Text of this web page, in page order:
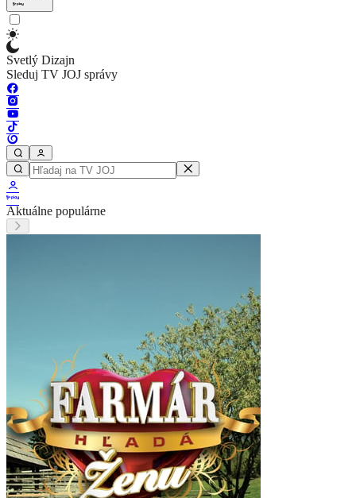
Svetlý Dizajn
Sleduj TV JOJ správy
Aktuálne populárne